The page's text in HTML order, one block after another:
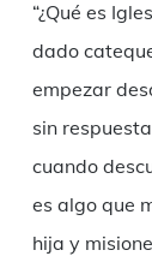
“¿Qué es
dado
empezar
sin
cuando
es algo que
hija y